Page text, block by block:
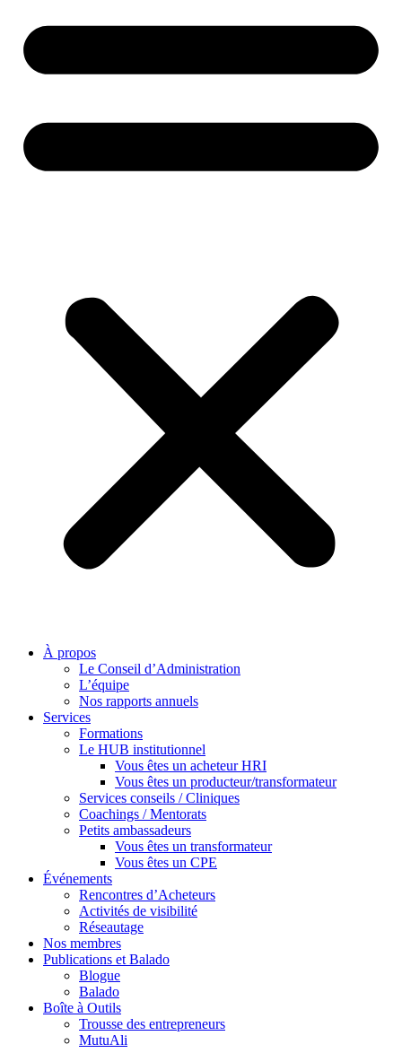
À propos
Le Conseil d’Administration
L’équipe
Nos rapports annuels
Services
Formations
Le HUB institutionnel
Vous êtes un acheteur HRI
Vous êtes un producteur/transformateur
Services conseils / Cliniques
Coachings / Mentorats
Petits ambassadeurs
Vous êtes un transformateur
Vous êtes un CPE
Événements
Rencontres d’Acheteurs
Activités de visibilité
Réseautage
Nos membres
Publications et Balado
Blogue
Balado
Boîte à Outils
Trousse des entrepreneurs
MutuAli